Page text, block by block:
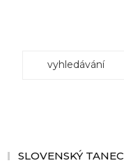
SLOVENSKÝ TANEC